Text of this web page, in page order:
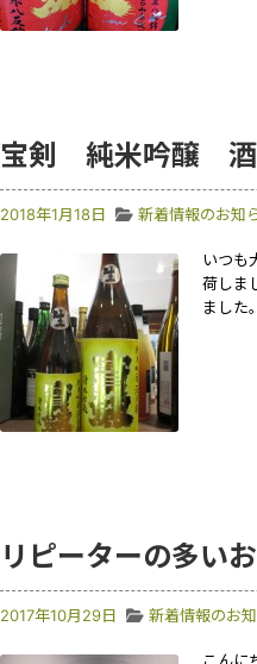
宝剣 純米吟醸
2018年1月18日 新着情報のお知
いつも
荷しま
まし
リピーターの多い
2017年10月29日 新着情報のお